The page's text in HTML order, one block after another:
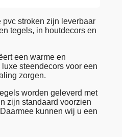
stroken zijn leverbaar
tegels, in houtdecors en
een warme en
steendecors voor een
zorgen.
worden geleverd met
zijn standaard voorzien
kunnen wij u een